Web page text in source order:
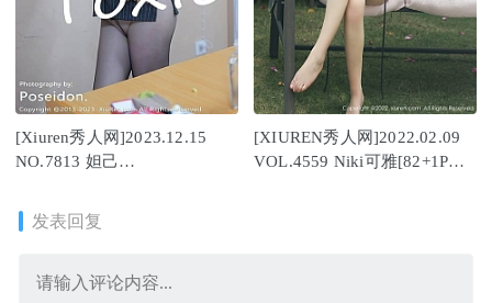
[Xiuren秀人网]2023.12.15
NO.7813 妲己
[XIUREN秀人网]2022.02.09
VOL.4559 Niki可雅[82+1P／
发表回复